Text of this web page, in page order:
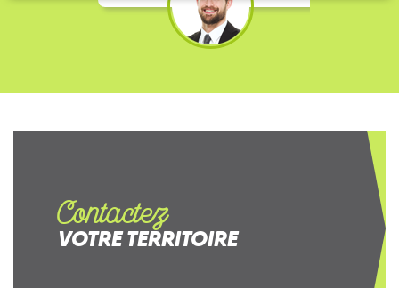
Contactez
VOTRE TERRITOIRE